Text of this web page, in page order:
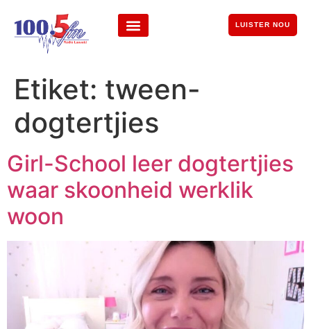
LUISTER NOU
Etiket: tween-
dogtertjies
Girl-School leer dogtertjies
waar skoonheid werklik
woon